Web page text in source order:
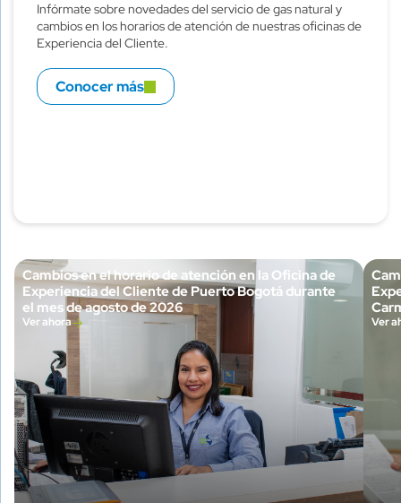
Infórmate sobre novedades del servicio de gas natural y
cambios en los horarios de atención de nuestras oficinas de
Experiencia del Cliente.
Conocer más
Cambios en el horario de atención en la Oficina de
Experiencia del Cliente de Puerto Bogotá durante
el mes de agosto de 2026
Ver ahora Ver